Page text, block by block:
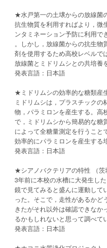
★水戸第一の土壌からの放線菌
抗生物質を利用すればより，微
ンタミネーション予防に利用で
。しかし，放線菌からの抗生物
剤を使用するため高校レベルで
放線菌とミドリムシとの共培養
発表言語：日本語
★ミドリムシの効率的な糖類産
ミドリムシは，プラスチック
物，パラミロンを産生する。高
で，ミドリムシから簡易的な糖
によって全糖量測定を行うこと
効率的にパラミロンを産生する
発表言語：日本語
★シアノバクテリアの特性 （茨
3年前に本校の水槽に大発生し
鏡で見てみると盛んに運動して
った。そこで，走性があるか
きたがそれ以外は確認できなか
るかもしれないと思って調べて
発表言語：日本語